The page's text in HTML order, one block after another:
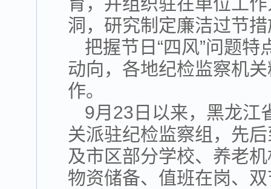
洞，研究制定廉洁过节
把握节日“四风”问题
动向，各地纪检监察机
作。
9月23日以来，黑龙江
关派驻纪检监察组，先
及市区部分学校、养老
物资储备、值班在岗、